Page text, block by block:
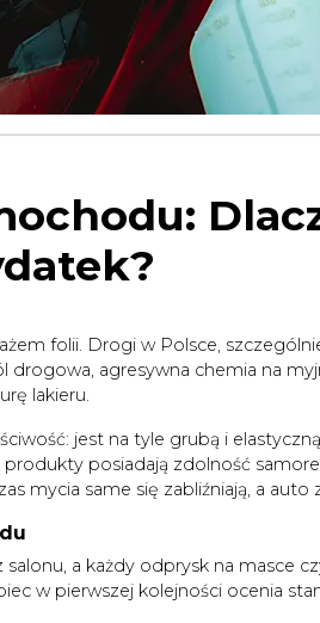
folii. Drogi w Polsce,
drogowa, agresywna chemia na
lakieru.
jest na tyle grubą i
posiadają zdolność
mycia same się zabliźniają, a
a każdy odprysk na masce
w pierwszej kolejności ocenia